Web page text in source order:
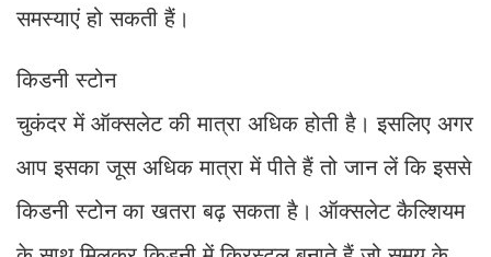
समस्याएं हो सकती हैं।
किडनी स्टोन
चुकंदर में ऑक्सलेट की मात्रा अधिक होती है। इसलिए अगर
आप इसका जूस अधिक मात्रा में पीते हैं तो जान लें कि इससे
किडनी स्टोन का खतरा बढ़ सकता है। ऑक्सलेट कैल्शियम